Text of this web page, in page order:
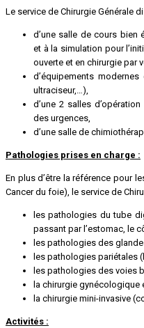
Le service de Chirurgie Générale
d’une salle de cours bien
et à la simulation pour
ouverte et en chirurgie par
d’équipements
ultraciseur,…),
d’une 2 salles
des urgences,
d’une salle de
Pathologies prises en charge :
En plus d’être la référence pour
Cancer du foie), le service de
les pathologies du tube
passant par l’estomac, le
les pathologies des
les pathologies pariétales
les pathologies des voies
la chirurgie gynécologique
la chirurgie mini-invasive
Activités :